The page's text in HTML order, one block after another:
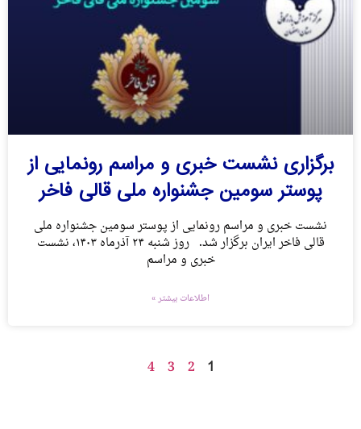
برگزاری نشست خبری و مراسم رونمایی از
پوستر سومین جشنواره ملی قالی فاخر
نشست خبری و مراسم رونمایی از پوستر سومین جشنواره ملی
قالی فاخر ایران برگزار شد. روز شنبه ۲۴ آذرماه ۱۴۰۳، نشست
خبری و مراسم
اطلاعات بیشتر »
1
2
3
4